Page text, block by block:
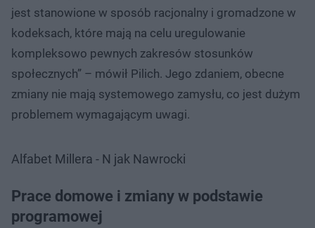
jest stanowione w sposób racjonalny i gromadzone w
kodeksach, które mają na celu uregulowanie
kompleksowo pewnych zakresów stosunków
społecznych” – mówił Pilich. Jego zdaniem, obecne
zmiany nie mają systemowego zamysłu, co jest dużym
problemem wymagającym uwagi.
Alfabet Millera - N jak Nawrocki
Prace domowe i zmiany w podstawie
programowej